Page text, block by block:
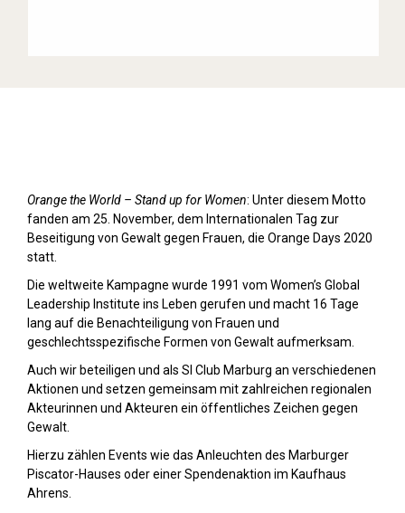
Orange the World – Stand up for Women: Unter diesem Motto
fanden am 25. November, dem Internationalen Tag zur
Beseitigung von Gewalt gegen Frauen, die Orange Days 2020
statt.
Die weltweite Kampagne wurde 1991 vom Women’s Global
Leadership Institute ins Leben gerufen und macht 16 Tage
lang auf die Benachteiligung von Frauen und
geschlechtsspezifische Formen von Gewalt aufmerksam.
Auch wir beteiligen und als SI Club Marburg an verschiedenen
Aktionen und setzen gemeinsam mit zahlreichen regionalen
Akteurinnen und Akteuren ein öffentliches Zeichen gegen
Gewalt.
Hierzu zählen Events wie das Anleuchten des Marburger
Piscator-Hauses oder einer Spendenaktion im Kaufhaus
Ahrens.